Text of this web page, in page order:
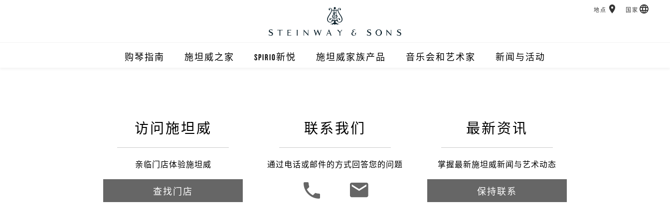
购琴指南 施坦威之家
施坦威之家上海
施坦威之家西安
SPIRIO新悦 施坦威家族产品
郎朗钢琴
音乐会和艺术家 新闻与活动
地点 国家
访问施坦威
亲临门店体验施坦威
查找门店
联系我们
通过电话或邮件的方式回答您的问题
最新资讯
掌握最新施坦威新闻与艺术动态
保持联系